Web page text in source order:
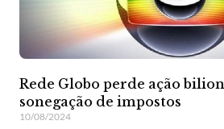
Rede Globo perde ação
sonegação de impostos
10/08/2024